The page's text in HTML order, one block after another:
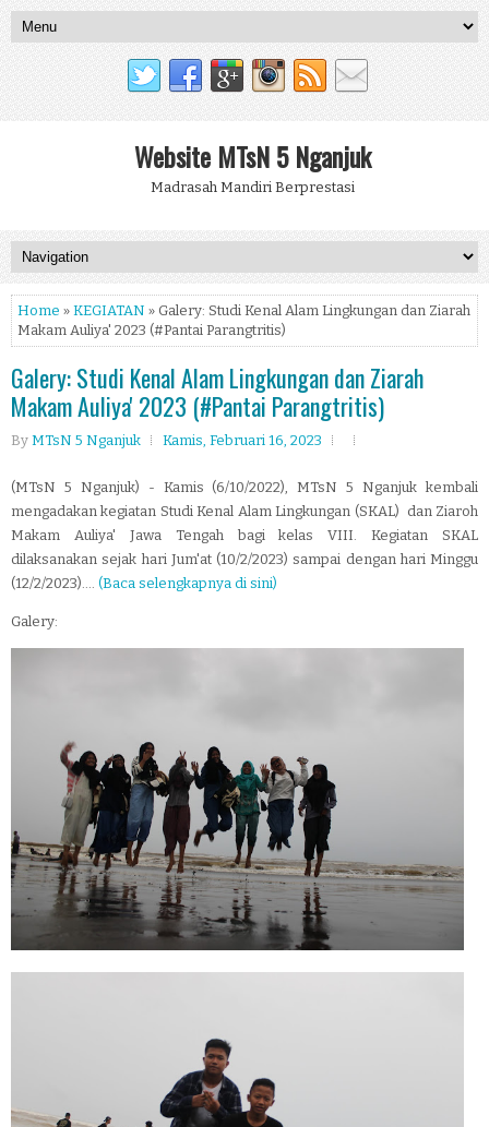
Website MTsN 5 Nganjuk
Madrasah Mandiri Berprestasi
Home » KEGIATAN » Galery: Studi Kenal Alam Lingkungan dan Ziarah
Makam Auliya' 2023 (#Pantai Parangtritis)
Galery: Studi Kenal Alam Lingkungan dan Ziarah
Makam Auliya' 2023 (#Pantai Parangtritis)
By MTsN 5 Nganjuk Kamis, Februari 16, 2023
(MTsN 5 Nganjuk) - Kamis (6/10/2022), MTsN 5 Nganjuk kembali
mengadakan kegiatan Studi Kenal Alam Lingkungan (SKAL) dan Ziaroh
Makam Auliya' Jawa Tengah bagi kelas VIII. Kegiatan SKAL
dilaksanakan sejak hari Jum'at (10/2/2023) sampai dengan hari Minggu
(12/2/2023).... (Baca selengkapnya di sini)
Galery: